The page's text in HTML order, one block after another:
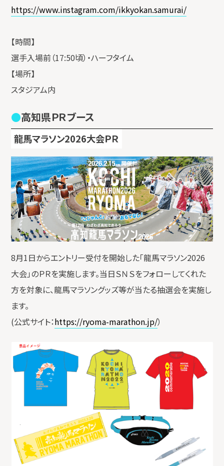
https://www.instagram.com/ikkyokan.samurai/
【時間】
選手入場前（17:50頃）・ハーフタイム
【場所】
スタジアム内
高知県ＰＲブース
龍馬マラソン2026大会ＰＲ
8月1日からエントリー受付を開始した「龍馬マラソン2026
大会」のＰＲを実施します。当日ＳＮＳをフォローしてくれた
方を対象に、龍馬マラソングッズ等が当たる抽選会を実施し
ます。
(公式サイト：https://ryoma-marathon.jp/）